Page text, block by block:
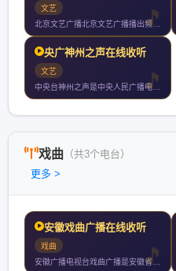
文艺
北京文艺广播北京文艺广播播出频率创建于年月日覆盖北京市全部城
央广神州之声在线收听
文艺
中央台神州之声是中央人民广播电台专门为台湾及海外听众服务的两
戏曲 （共3个电台）
更多 >
安徽戏曲广播在线收听
戏曲
安徽广播电视台戏曲广播是安徽省第一家专业戏曲广播电台于年月日